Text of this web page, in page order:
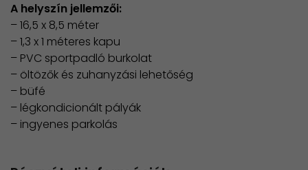
A helyszín jellemzői:
– 16,5 x 8,5 méter
– 1,3 x 1 méteres kapu
– PVC sportpadló burkolat
– öltözők és zuhanyzási lehetőség
– büfé
– légkondicionált pályák
– ingyenes parkolás